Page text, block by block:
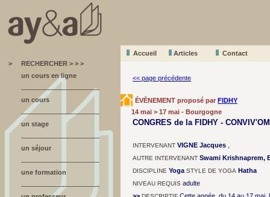
Accueil Articles
Contact
>
RECHERCHER > > >
un cours en ligne
un cours
un stage
un séjour
une formation
<< page précédente
ÉVÈNEMENT proposé par FIDHY
14 mai > 17 mai - Bourgogne
CONGRES de la FIDHY - CONVIV'OM
INTERVENANT VIGNE Jacques
AUTRE INTERVENANT Swami Krishnaprem,
DISCIPLINE Yoga STYLE DE YOGA Hatha
NIVEAU REQUIS adulte